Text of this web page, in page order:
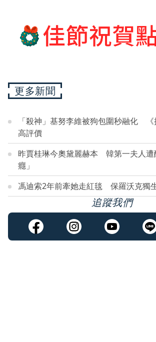
更多新聞
「殺神」基努李維被狗包圍秒融化
高評價
昨賈桂琳今奧黛麗赫本 韓第一夫人遭
癮」
馮迪索2年前牽她走紅毯 保羅沃克獨
追蹤我們